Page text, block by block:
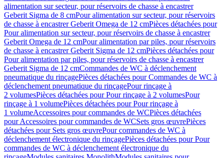
alimentation sur secteur, pour réservoirs de chasse à encastrer
Geberit Sigma de 8 cmPour alimentation sur secteur, pour réservoirs
de chasse à encastrer Geberit Omega de 12 cmPièces détachées pour
Pour alimentation sur secteur, pour réservoirs de chasse à encastrer
Geberit Omega de 12 cmPour alimentation par piles, pour réservoirs
de chasse à encastrer Geberit Sigma de 12 cmPièces détachées pour
Pour alimentation par piles, pour réservoirs de chasse à encastrer
Geberit Sigma de 12 cmCommandes de WC à déclenchement
pneumatique du rinçagePièces détachées pour Commandes de WC à
déclenchement pneumatique du rinçagePour rinçage à
2 volumesPièces détachées pour Pour rinçage à 2 volumesPour
rinçage à 1 volumePièces détachées pour Pour rinçage à
1 volumeAccessoires pour commandes de WCPièces détachées
pour Accessoires pour commandes de WCSets gros œuvrePièces
détachées pour Sets gros œuvrePour commandes de WC à
déclenchement électronique du rinçagePièces détachées pour Pour
commandes de WC à déclenchement électronique du